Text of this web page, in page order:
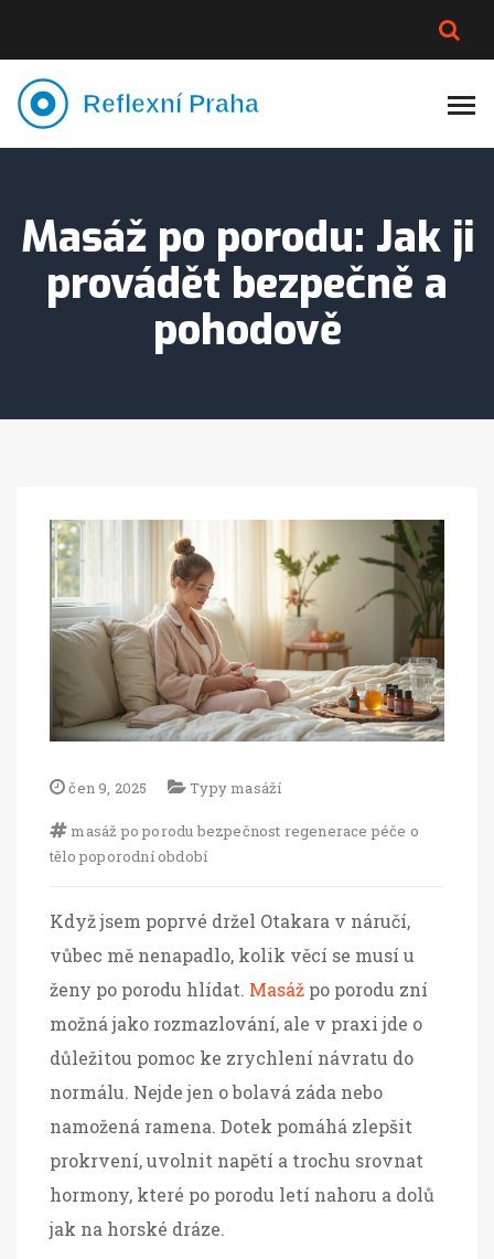
VÝMĚNA VODY
Masáž po porodu: Jak ji
provádět bezpečně a
pohodově
čen 9, 2025 Typy masáží
masáž po porodubezpečnost regenerace péče o
tělo poporodní období
Když jsem poprvé držel Otakara v náručí,
vůbec mě nenapadlo, kolik věcí se musí u
ženy po porodu hlídat. Masáž po porodu zní
možná jako rozmazlování, ale v praxi jde o
důležitou pomoc ke zrychlení návratu do
normálu. Nejde jen o bolavá záda nebo
namožená ramena. Dotek pomáhá zlepšit
prokrvení, uvolnit napětí a trochu srovnat
hormony, které po porodu letí nahoru a dolů
jak na horské dráze.